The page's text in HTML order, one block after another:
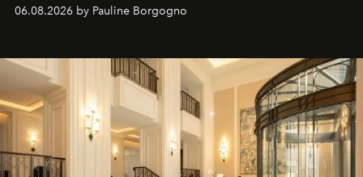
06.08.2026 by Pauline Borgogno